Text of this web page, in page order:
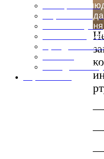
Овощные
Первые блюда
Полевая кухня
Постные и
Праздничные
Холодные
—
—
—